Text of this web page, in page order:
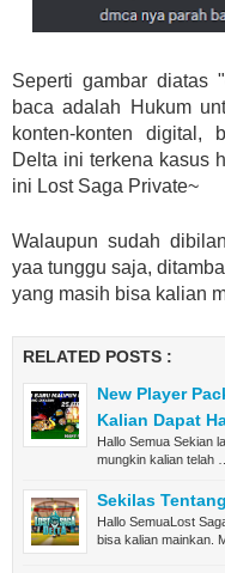
Seperti gambar diatas
baca adalah Hukum
konten-konten digital,
Delta ini terkena kasus
ini Lost Saga Private~
Walaupun sudah
yaa tunggu saja,
yang masih bisa kalian
RELATED POSTS :
New Player
Kalian Dapat
Hallo Semua Sekian
mungkin kalian telah …
Sekilas
Hallo SemuaLost
bisa kalian mainkan.